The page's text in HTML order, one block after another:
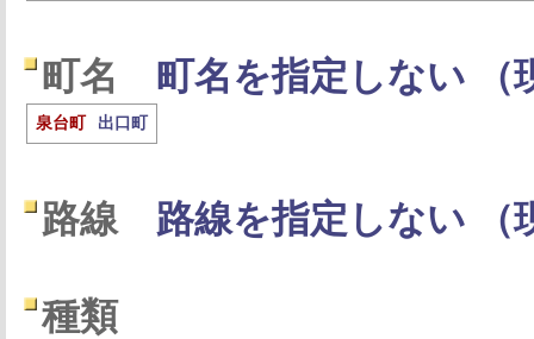
町名 町名を指定しない （
泉台町 出口町
路線 路線を指定しない （
種類